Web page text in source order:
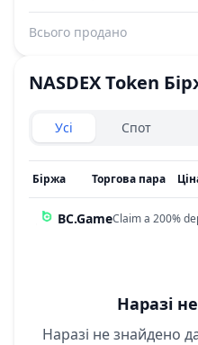
Всього продано
NASDEX Token
Exchanges type
Усі Спот
Біржа Торгова пара
BC.GameClaim a 200%
Наразі
Наразі не знайдено